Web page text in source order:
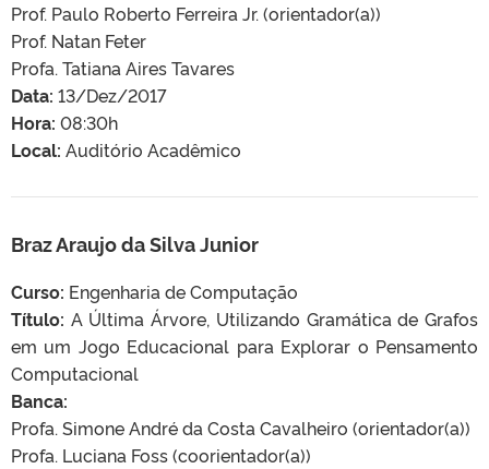
Prof. Paulo Roberto Ferreira Jr. (orientador(a))
Prof. Natan Feter
Profa. Tatiana Aires Tavares
Data: 13/Dez/2017
Hora: 08:30h
Local: Auditório Acadêmico
Braz Araujo da Silva Junior
Curso: Engenharia de Computação
Título: A Última Árvore, Utilizando Gramática de Grafos
em um Jogo Educacional para Explorar o Pensamento
Computacional
Banca:
Profa. Simone André da Costa Cavalheiro (orientador(a))
Profa. Luciana Foss (coorientador(a))